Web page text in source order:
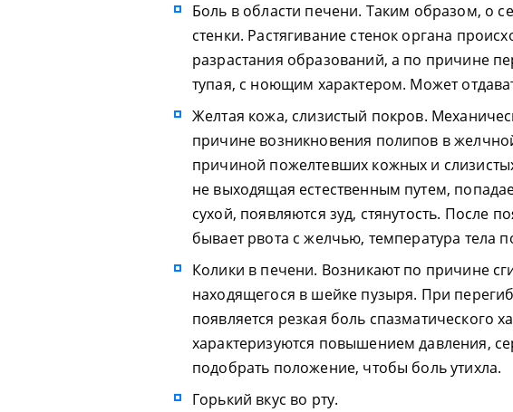
Боль в области печени. Таким образом, о
стенки. Растягивание стенок органа
разрастания образований, а по причине
тупая, с ноющим характером. Может
Желтая кожа, слизистый покров.
причине возникновения полипов в
причиной пожелтевших кожных и
не выходящая естественным путем,
сухой, появляются зуд, стянутость. После
бывает рвота с желчью, температура тела
Колики в печени. Возникают по причине
находящегося в шейке пузыря. При
появляется резкая боль спазматического
характеризуются повышением давления,
подобрать положение, чтобы боль утихла.
Горький вкус во рту.